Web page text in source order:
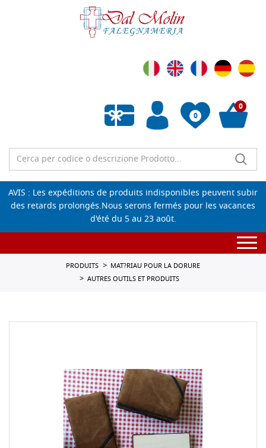
0
Liste de souhaits vide
0
AVIS : Les expéditions de produits indisponibles peuvent subir
des retards prolongés.Nous serons fermés pour les vacances
d'été du 5 au 23 août.
PRODUITS
MAT?RIAU POUR LA DORURE
AUTRES OUTILS ET PRODUITS